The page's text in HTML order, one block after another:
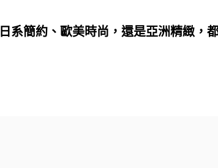
系簡約、歐美時尚，還是亞洲精緻，